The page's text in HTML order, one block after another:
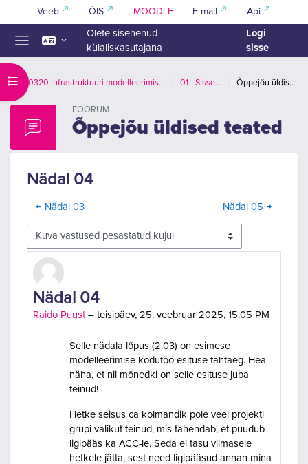
Jäta vahele peasisuni
Veeb ÕIS MOODLE E-mail Abi
Olete sisenenud
külaliskasutajana
Logi
sisse
Ava kursuse sisukord ETT0320 Infrastruktuuri modelleerimise (InfraBIM) alused 01 - Sissejuhatus Õppejõu üldised teated
FOORUM
Õppejõu üldised teated
Nädal 04
← Nädal 03 Nädal 05 →
Kuvamisrežiim
Nädal 04
Raido Puust – teisipäev, 25. veebruar 2025, 15.05 PM
Vastuste arv 0
Selle nädala lõpus (2.03) on esimese
modelleerimise kodutöö esituse tähtaeg. Hea
näha, et nii mõnedki on selle esituse juba
teinud!
Hetke seisus ca kolmandik pole veel projekti
grupi valikut teinud, mis tähendab, et puudub
ligipääs ka ACC-le. Seda ei tasu viimasele
hetkele jätta, sest need ligipääsud annan mina